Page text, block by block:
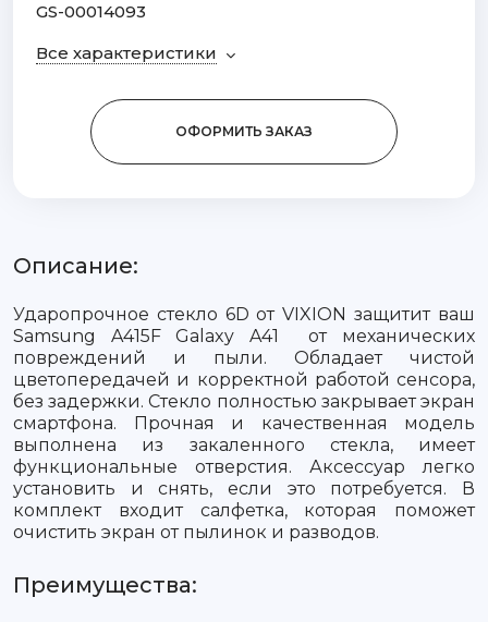
GS-00014093
Все характеристики
ОФОРМИТЬ ЗАКАЗ
Описание:
Ударопрочное стекло 6D от VIXION защитит ваш
Samsung A415F Galaxy A41 от механических
повреждений и пыли. Обладает чистой
цветопередачей и корректной работой сенсора,
без задержки. Стекло полностью закрывает экран
смартфона. Прочная и качественная модель
выполнена из закаленного стекла, имеет
функциональные отверстия. Аксессуар легко
установить и снять, если это потребуется. В
комплект входит салфетка, которая поможет
очистить экран от пылинок и разводов.
Преимущества: